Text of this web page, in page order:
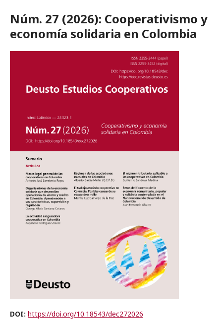
Núm. 27 (2026): Cooperativismo y
economía solidaria en Colombia
DOI: https://doi.org/10.18543/dec272026